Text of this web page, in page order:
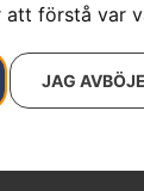
förstå var
JAG